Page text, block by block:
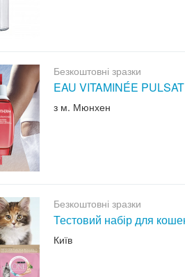
Безкоштовні зразки
EAU VITAMINÉE
з м. Мюнхен
Безкоштовні зразки
Тестовий набір для
Київ